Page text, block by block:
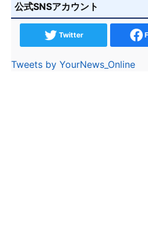
公式SNSアカウント
Twitter
Tweets by YourNews_Online